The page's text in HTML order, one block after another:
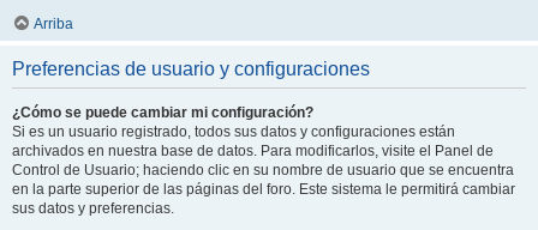
Arriba
Preferencias de usuario y configuraciones
¿Cómo se puede cambiar mi configuración?
Si es un usuario registrado, todos sus datos y configuraciones están
archivados en nuestra base de datos. Para modificarlos, visite el Panel de
Control de Usuario; haciendo clic en su nombre de usuario que se encuentra
en la parte superior de las páginas del foro. Este sistema le permitirá cambiar
sus datos y preferencias.